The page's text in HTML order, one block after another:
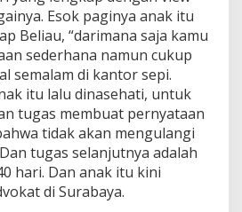
Esok paginya anak itu
Beliau, “darimana saja kamu
sederhana namun cukup
semalam di kantor sepi.
itu lalu dinasehati, untuk
tugas membuat pernyataan
tidak akan mengulangi
tugas selanjutnya adalah
hari. Dan anak itu kini
di Surabaya.